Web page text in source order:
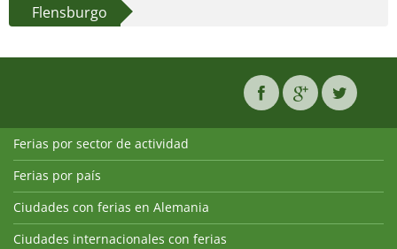
Flensburgo
Ferias por sector de actividad
Ferias por país
Ciudades con ferias en Alemania
Ciudades internacionales con ferias